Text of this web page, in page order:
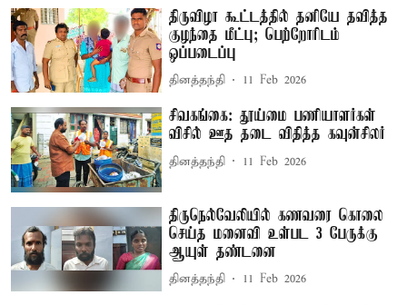
திருவிழா கூட்டத்தில் தனியே தவித்த
குழந்தை மீட்பு; பெற்றோரிடம்
ஒப்படைப்பு
தினத்தந்தி 11 Feb 2026
சிவகங்கை: தூய்மை பணியாளர்கள்
விசில் ஊத தடை விதித்த கவுன்சிலர்
தினத்தந்தி 11 Feb 2026
திருநெல்வேலியில் கணவரை கொலை
செய்த மனைவி உள்பட 3 பேருக்கு
ஆயுள் தண்டனை
தினத்தந்தி 11 Feb 2026